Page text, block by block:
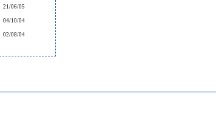
21/06/05
04/10/04
02/08/04